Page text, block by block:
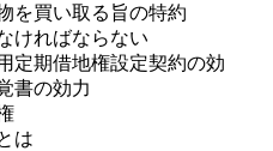
い取る旨の特約
ければならない
期借地権設定契約の効
の効力
は